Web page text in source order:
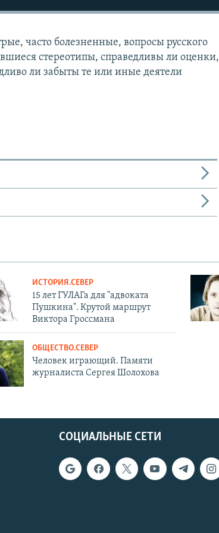
часто болезненные, вопросы русского
стереотипы, справедливы ли оценки,
ли забыты те или иные деятели
ИСТОРИЯ.СЕВЕР
15 лет ГУЛАГа для "адвоката
Пушкина". Крутой маршрут
Виктора Гроссмана
ОБЩЕСТВО.СЕВЕР
Человек играющий. Памяти
журналиста Сергея Шолохова
СОЦИАЛЬНЫЕ СЕТИ